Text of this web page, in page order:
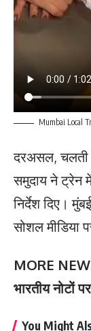
Mumbai Local
दरअसल, चलती
समुदाय ने ट्रेन
निर्देश दिए।
सोशल मीडिया
MORE
भारतीय नोटों
You Might